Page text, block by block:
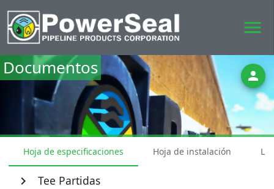
menu
person
Documentos
Hoja de especificaciones Hoja de instalación
chevron_right Tee Partidas